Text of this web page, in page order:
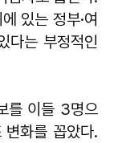
있는 정부·여
다는 부정적인
를 이들 3명으
화를 꼽았다.